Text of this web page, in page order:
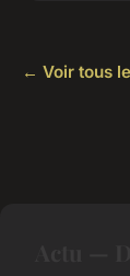
← Voir tous